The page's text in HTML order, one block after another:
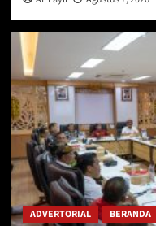
ADVERTORIAL BERANDA